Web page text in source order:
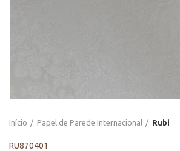
Início Papel de Parede Internacional Rubi
RU870401